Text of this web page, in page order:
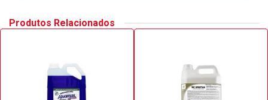
Produtos Relacionados